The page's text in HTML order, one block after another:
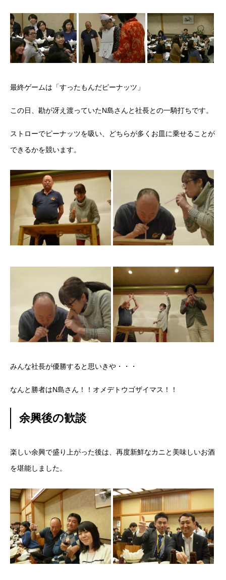
最終ゲームは「すったもんだピーナッツ」
この日、勘が冴え渡っていたN島さんと社長との一騎打ちです。
ストローでピーナッツを吸い、どちらが多くお皿に乗せることが
できるかを競います。
みんな社長が優勝すると思いきや・・・
なんと勝者はN島さん！！オメデトウゴザイマス！！
余興後の歓談
楽しい余興で盛り上がった後は、再度新鮮なカニと美味しいお酒
を堪能しました。